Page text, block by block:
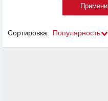
Сортировка: Популярность